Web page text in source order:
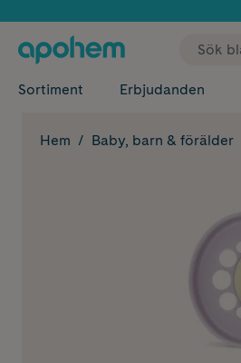
Sortiment Erbjudanden
Hem Baby, barn & förälder